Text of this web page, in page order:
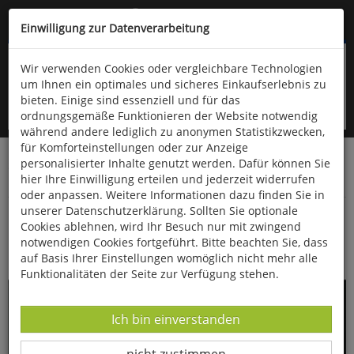
Kompletten Head der Seite überspringen
oder (06766) 9323-960
Startseite Haushalt & Garten
Küche & Haushalt
Bücher zum Thema Kochen
Simplissime - Das einfachste Kochbuch der
Welt: Airfryer
Einwilligung zur Datenverarbeitung
Wir verwenden Cookies oder vergleichbare Technologien
um Ihnen ein optimales und sicheres Einkaufserlebnis zu
bieten. Einige sind essenziell und für das
ordnungsgemäße Funktionieren der Website notwendig
während andere lediglich zu anonymen Statistikzwecken,
für Komforteinstellungen oder zur Anzeige
personalisierter Inhalte genutzt werden. Dafür können Sie
hier Ihre Einwilligung erteilen und jederzeit widerrufen
oder anpassen. Weitere Informationen dazu finden Sie in
unserer Datenschutzerklärung. Sollten Sie optionale
Cookies ablehnen, wird Ihr Besuch nur mit zwingend
notwendigen Cookies fortgeführt. Bitte beachten Sie, dass
auf Basis Ihrer Einstellungen womöglich nicht mehr alle
Funktionalitäten der Seite zur Verfügung stehen.
Datenverarbeitung -
Ich bin einverstanden